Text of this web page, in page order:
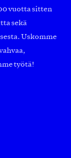
vuotta sitten
sekä
Uskomme
työtä!